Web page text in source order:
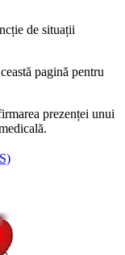
de situații
pagină pentru
prezenței unui